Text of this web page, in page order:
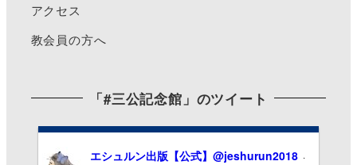
アクセス
教会員の方へ
「#三公記念館」のツイート
エシュルン出版【公式】 @jeshurun2018 ·